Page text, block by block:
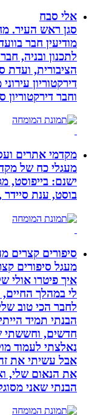
אלי סבח
סגן ראש העיר.
מודיעין חבר
לתכנון ובניה, חבר
הציבורית, ועדת
דירקטוריון עירוני
וחבר דירקטוריון
מקדמי אתרים
מעגלי כח של
ישנם: בייפוסט,
בוסט, ענת סיידר ,
סיפורים קצרים
מעגל סיפורים
איך פיטרו אולי
לי במהלך החיים,
לחבר הכי טוב שלי.
הבנתי תמיד הייתי
חדשים, וחששתי
נאלצתי לעמוד מול
אבל עשיתי את זה
את הנאום שלי,
הבנתי שאני